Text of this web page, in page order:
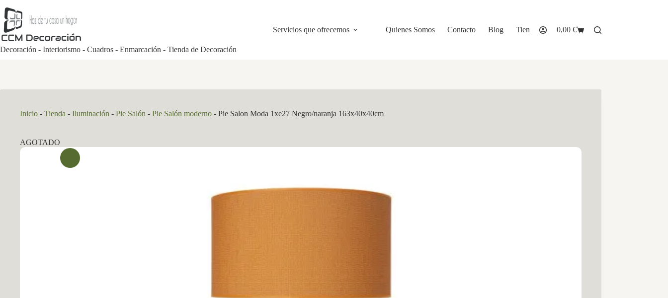
al
contenido
Decoración - Interiorismo - Cuadros - Enmarcación - Tienda de Decoración
Servicios que ofrecemos Quienes Somos Contacto Blog Tienda
Carro
0,00 €
Inicio - Tienda - Iluminación - Pie Salón - Pie Salón moderno - Pie Salon Moda 1xe27 Negro/naranja 163x40x40cm
AGOTADO